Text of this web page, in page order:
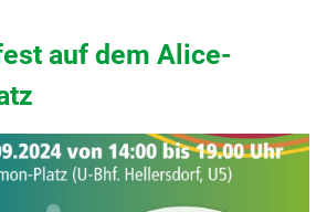
auf dem Alice-